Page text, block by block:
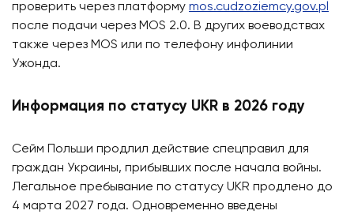
проверить через платформу mos.cudzoziemcy.gov.pl
после подачи через MOS 2.0. В других воеводствах
также через MOS или по телефону инфолинии
Ужонда.
Информация по статусу UKR в 2026 году
Сейм Польши продлил действие спецправил для
граждан Украины, прибывших после начала войны.
Легальное пребывание по статусу UKR продлено до
4 марта 2027 года. Одновременно введены